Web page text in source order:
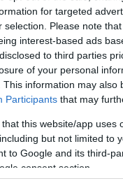
for targeted
selection. Please note
interest-based ads
to third parties
of your personal
This information may
Participants that may
that this website/app
but not limited to
to Google and its third-
consent section.
δεν μπορείς να
μπορείς ούτε να
η οποία ζει από
θλιβερό από
κατοίκων, γιατί
να δει από πού
διορθώσει.
είναι κρίμα,
ευχάριστες